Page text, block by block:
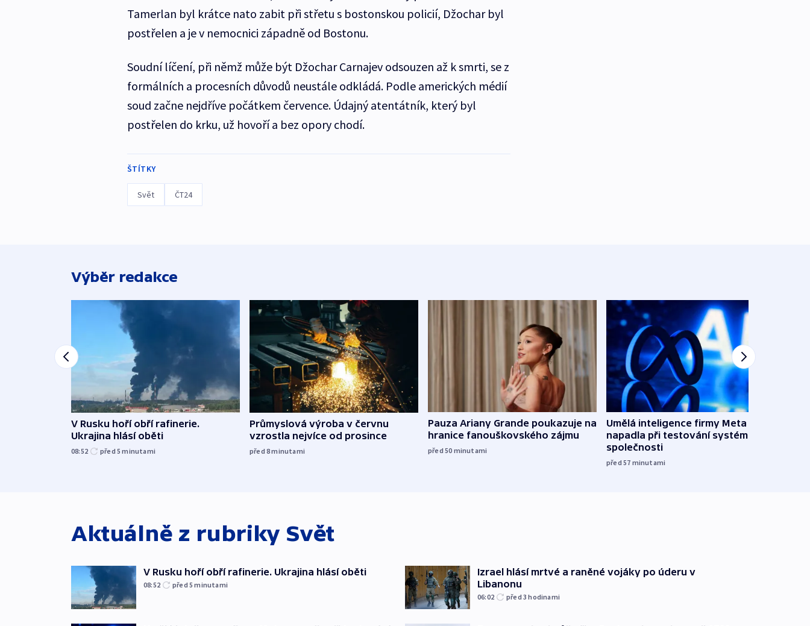
Tamerlan byl krátce nato zabit při střetu s bostonskou policií, Džochar byl
postřelen a je v nemocnici západně od Bostonu.
Soudní líčení, při němž může být Džochar Carnajev odsouzen až k smrti, se z
formálních a procesních důvodů neustále odkládá. Podle amerických médií
soud začne nejdříve počátkem července. Údajný atentátník, který byl
postřelen do krku, už hovoří a bez opory chodí.
ŠTÍTKY
Svět ČT24
Výběr redakce
V Rusku hoří obří rafinerie.
Ukrajina hlásí oběti
08:52 před 5minutami
Průmyslová výroba v červnu
vzrostla nejvíce od prosince
před 8minutami
Pauza Ariany Grande poukazuje na
hranice fanouškovského zájmu
před 50 minutami
Umělá inteligence firmy Meta
napadla při testování systém jiné
společnosti
před 57 minutami
Aktuálně z rubriky Svět
V Rusku hoří obří rafinerie. Ukrajina hlásí oběti
08:52 před 5minutami
Izrael hlásí mrtvé a raněné vojáky po úderu v
Libanonu
06:02 před 3hodinami